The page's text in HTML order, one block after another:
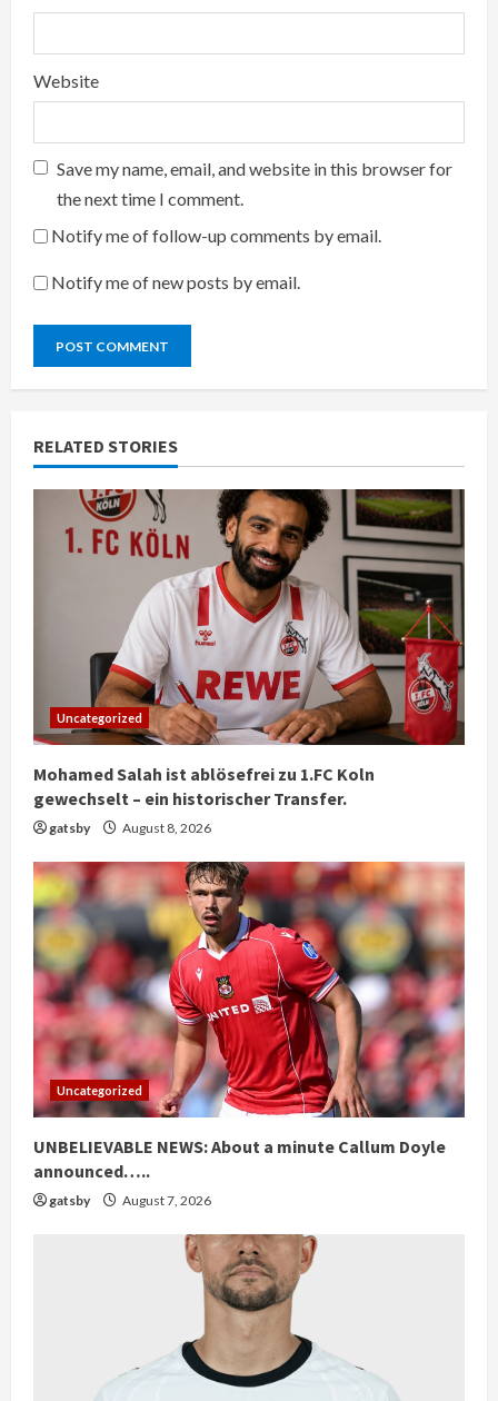
Website
Save my name, email, and website in this browser for
the next time I comment.
Notify me of follow-up comments by email.
Notify me of new posts by email.
RELATED STORIES
Uncategorized
Mohamed Salah ist ablösefrei zu 1.FC Koln
gewechselt – ein historischer Transfer.
gatsby August 8, 2026
Uncategorized
UNBELIEVABLE NEWS: About a minute Callum Doyle
announced…..
gatsby August 7, 2026